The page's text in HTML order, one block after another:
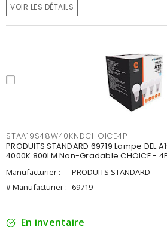
VOIR LES DÉTAILS
STAA19S48W40KNDCHOICE4P
PRODUITS STANDARD 69719 Lampe DEL
4000K 800LM Non-Gradable CHOICE -
Manufacturier :
PRODUITS STANDARD
# Manufacturier : 69719
En inventaire